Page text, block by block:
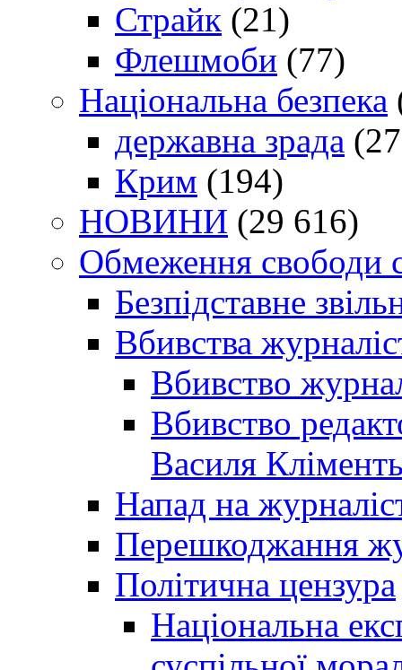
Страйк (21)
Флешмоби (77)
Національна безпека
державна зрада
Крим (194)
НОВИНИ (29 616)
Обмеження свободи
Безпідставне
Вбивства
Вбивство
Вбивство
Василя
Напад на
Перешкоджання
Політична цензура
Національна